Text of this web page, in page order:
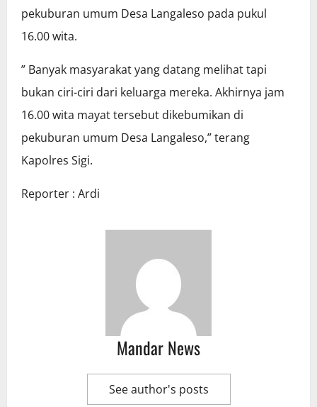
pekuburan umum Desa Langaleso pada pukul
16.00 wita.
” Banyak masyarakat yang datang melihat tapi
bukan ciri-ciri dari keluarga mereka. Akhirnya jam
16.00 wita mayat tersebut dikebumikan di
pekuburan umum Desa Langaleso,” terang
Kapolres Sigi.
Reporter : Ardi
Mandar News
See author's posts